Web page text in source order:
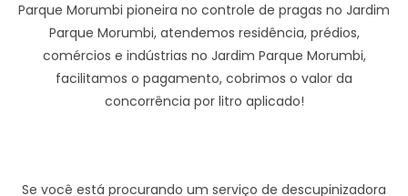
Parque Morumbi pioneira no controle de pragas no Jardim
Parque Morumbi, atendemos residência, prédios,
comércios e indústrias no Jardim Parque Morumbi,
facilitamos o pagamento, cobrimos o valor da
concorrência por litro aplicado!
Se você está procurando um serviço de descupinizadora